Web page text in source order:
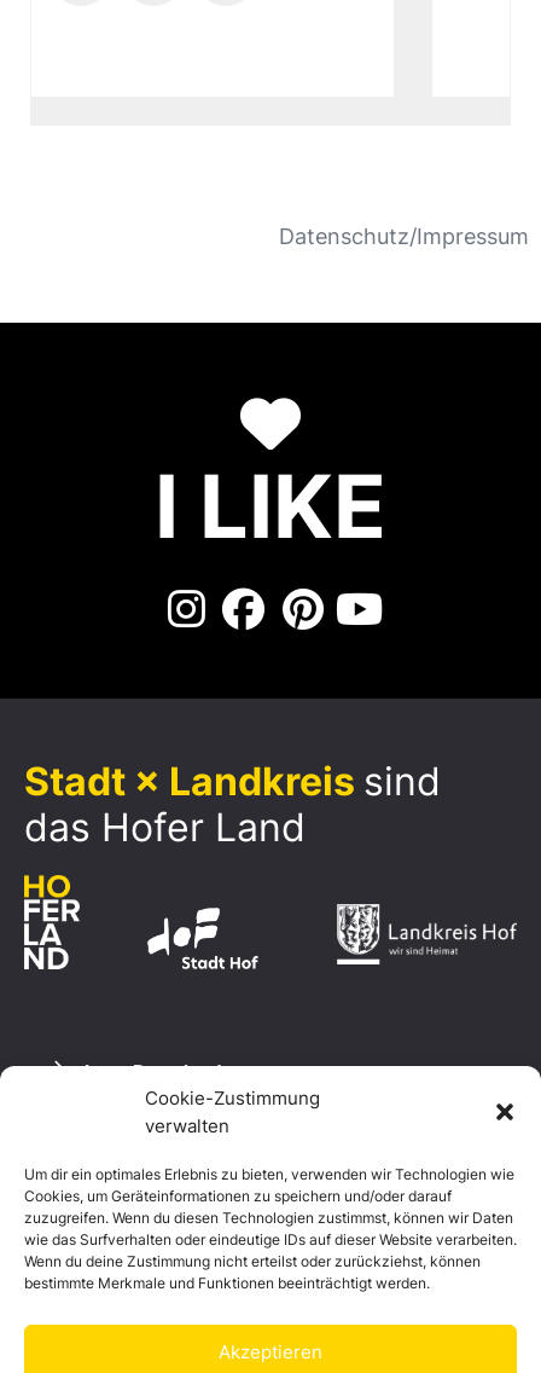
Cookie-Zustimmung
verwalten
Um dir ein optimales Erlebnis zu bieten, verwenden wir Technologien wie
Cookies, um Geräteinformationen zu speichern und/oder darauf
zuzugreifen. Wenn du diesen Technologien zustimmst, können wir Daten
wie das Surfverhalten oder eindeutige IDs auf dieser Website verarbeiten.
Wenn du deine Zustimmung nicht erteilst oder zurückziehst, können
bestimmte Merkmale und Funktionen beeinträchtigt werden.
Akzeptieren
Datenschutz/Impressum
I LIKE
Stadt × Landkreis sind
das Hofer Land
Logo Download
Datenschutzerklärung
Impressum
Cookie-Richtlinie (EU)